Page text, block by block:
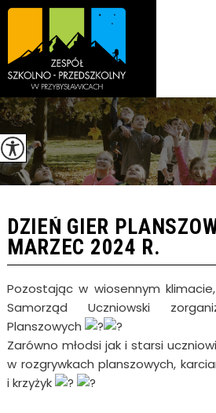
DZIEŃ GIER
MARZEC 2024 R.
Pozostając w wiosennym
Samorząd Uczniowski
Planszowych
Zarówno młodsi jak i starsi
w rozgrywkach planszowych,
i krzyżyk